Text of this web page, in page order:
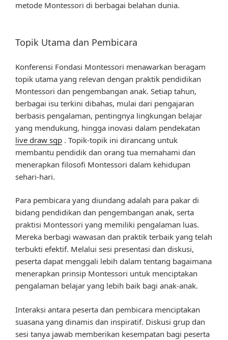
metode Montessori di berbagai belahan dunia.
Topik Utama dan Pembicara
Konferensi Fondasi Montessori menawarkan beragam
topik utama yang relevan dengan praktik pendidikan
Montessori dan pengembangan anak. Setiap tahun,
berbagai isu terkini dibahas, mulai dari pengajaran
berbasis pengalaman, pentingnya lingkungan belajar
yang mendukung, hingga inovasi dalam pendekatan
live draw sgp . Topik-topik ini dirancang untuk
membantu pendidik dan orang tua memahami dan
menerapkan filosofi Montessori dalam kehidupan
sehari-hari.
Para pembicara yang diundang adalah para pakar di
bidang pendidikan dan pengembangan anak, serta
praktisi Montessori yang memiliki pengalaman luas.
Mereka berbagi wawasan dan praktik terbaik yang telah
terbukti efektif. Melalui sesi presentasi dan diskusi,
peserta dapat menggali lebih dalam tentang bagaimana
menerapkan prinsip Montessori untuk menciptakan
pengalaman belajar yang lebih baik bagi anak-anak.
Interaksi antara peserta dan pembicara menciptakan
suasana yang dinamis dan inspiratif. Diskusi grup dan
sesi tanya jawab memberikan kesempatan bagi peserta